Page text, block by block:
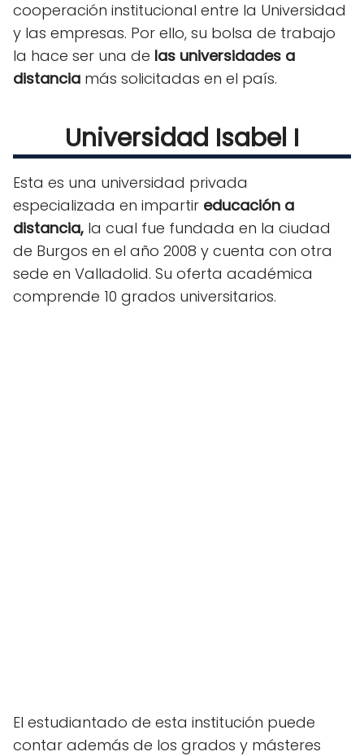
cooperación institucional entre la Universidad
y las empresas. Por ello, su bolsa de trabajo
la hace ser una de las universidades a
distancia más solicitadas en el país.
Universidad Isabel I
Esta es una universidad privada
especializada en impartir educación a
distancia, la cual fue fundada en la ciudad
de Burgos en el año 2008 y cuenta con otra
sede en Valladolid. Su oferta académica
comprende 10 grados universitarios.
El estudiantado de esta institución puede
contar además de los grados y másteres